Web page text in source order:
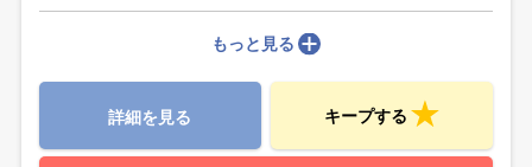
もっと見る
詳細を見る キープする